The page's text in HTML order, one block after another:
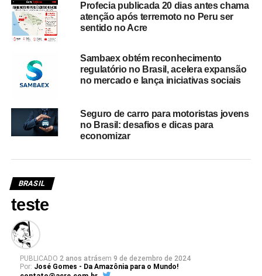
Profecia publicada 20 dias antes chama
atenção após terremoto no Peru ser
sentido no Acre
Sambaex obtém reconhecimento
regulatório no Brasil, acelera expansão
no mercado e lança iniciativas sociais
Seguro de carro para motoristas jovens
no Brasil: desafios e dicas para
economizar
BRASIL
teste
PUBLICADO 2 anos atrásem 9 de dezembro de 2024
Por: José Gomes - Da Amazônia para o Mundo!